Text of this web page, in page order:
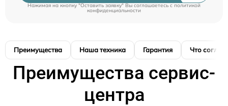
Нажимая на кнопку "Оставить заявку" Вы соглашаетесь cполитикой
конфиденциальности
Преимущества Наша техника Гарантия Что
Преимущества сервис-
центра